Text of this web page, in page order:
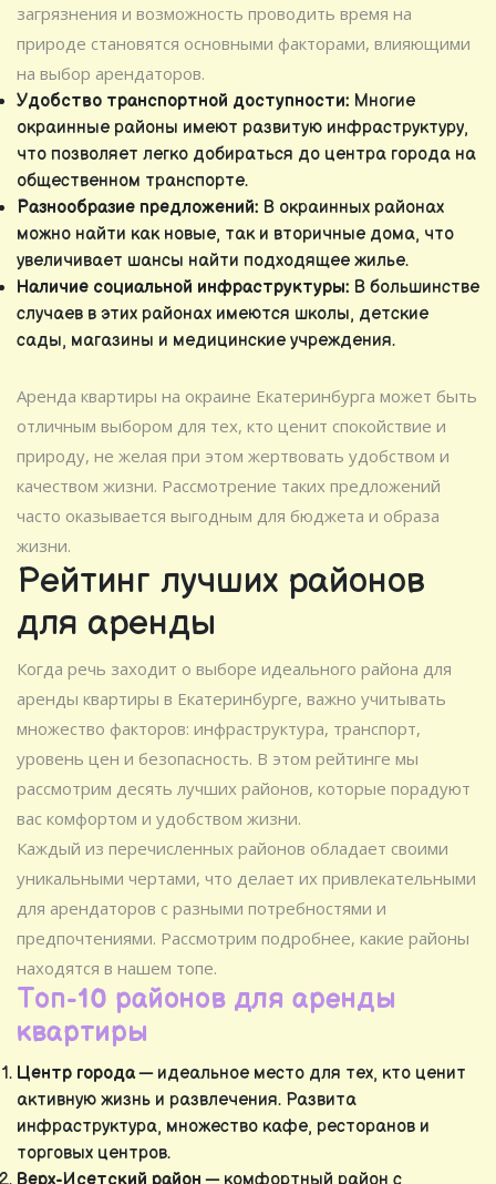
загрязнения и возможность проводить время на
природе становятся основными факторами, влияющими
на выбор арендаторов.
Удобство транспортной доступности: Многие
окраинные районы имеют развитую инфраструктуру,
что позволяет легко добираться до центра города на
общественном транспорте.
Разнообразие предложений: В окраинных районах
можно найти как новые, так и вторичные дома, что
увеличивает шансы найти подходящее жилье.
Наличие социальной инфраструктуры: В большинстве
случаев в этих районах имеются школы, детские
сады, магазины и медицинские учреждения.
Аренда квартиры на окраине Екатеринбурга может быть
отличным выбором для тех, кто ценит спокойствие и
природу, не желая при этом жертвовать удобством и
качеством жизни. Рассмотрение таких предложений
часто оказывается выгодным для бюджета и образа
жизни.
Рейтинг лучших районов
для аренды
Когда речь заходит о выборе идеального района для
аренды квартиры в Екатеринбурге, важно учитывать
множество факторов: инфраструктура, транспорт,
уровень цен и безопасность. В этом рейтинге мы
рассмотрим десять лучших районов, которые порадуют
вас комфортом и удобством жизни.
Каждый из перечисленных районов обладает своими
уникальными чертами, что делает их привлекательными
для арендаторов с разными потребностями и
предпочтениями. Рассмотрим подробнее, какие районы
находятся в нашем топе.
Топ-10 районов для аренды
квартиры
Центр города— идеальное место для тех, кто ценит
активную жизнь и развлечения. Развита
инфраструктура, множество кафе, ресторанов и
торговых центров.